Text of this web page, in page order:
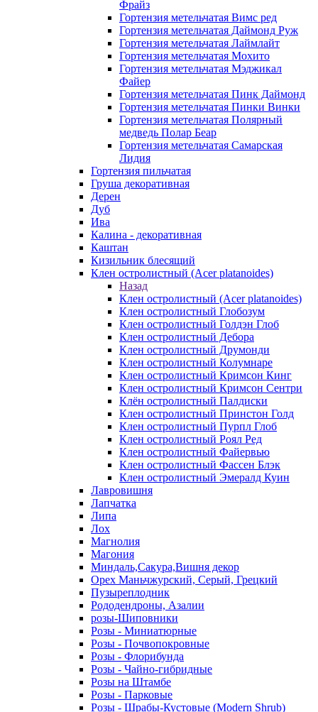
Фрайз
Гортензия метельчатая Вимс ред
Гортензия метельчатая Даймонд Руж
Гортензия метельчатая Лаймлайт
Гортензия метельчатая Мохито
Гортензия метельчатая Мэджикал
Файер
Гортензия метельчатая Пинк Даймонд
Гортензия метельчатая Пинки Винки
Гортензия метельчатая Полярный
медведь Полар Беар
Гортензия метельчатая Самарская
Лидия
Гортензия пильчатая
Груша декоративная
Дерен
Дуб
Ива
Калина - декоративная
Каштан
Кизильник блесящий
Клен остролистный (Acer platanoides)
Назад
Клен остролистный (Acer platanoides)
Клен остролистный Глобозум
Клен остролистный Голдэн Глоб
Клен остролистный Дебора
Клен остролистный Друмонди
Клен остролистный Колумнаре
Клен остролистный Кримсон Кинг
Клен остролистный Кримсон Сентри
Клён остролистный Палдиски
Клен остролистный Принстoн Голд
Клен остролистный Пурпл Глоб
Клен остролистный Роял Ред
Клен остролистный Файервью
Клен остролистный Фассен Блэк
Клен остролистный Эмералд Куин
Лавровишня
Лапчатка
Липа
Лох
Магнолия
Магония
Миндаль,Сакура,Вишня декор
Орех Маньчжурский, Серый, Грецкий
Пузыреплодник
Рододендроны, Азалии
розы-Шиповники
Розы - Миниатюрные
Розы - Почвопокровные
Розы - Флорибунда
Розы - Чайно-гибридные
Розы на Штамбе
Розы - Парковые
Розы - Шрабы-Кустовые (Modern Shrub)